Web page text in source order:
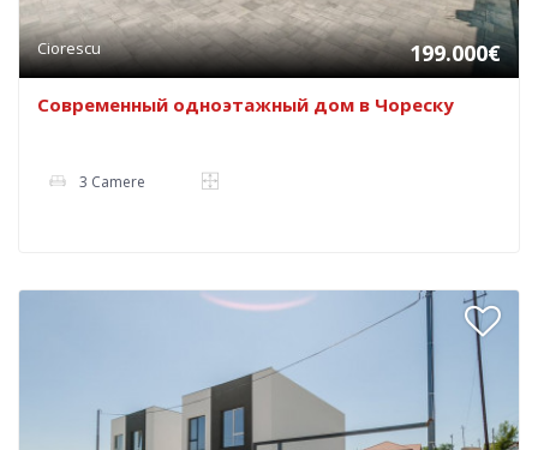
Ciorescu 199.000€
Современный одноэтажный дом в Чореску
3 Camere